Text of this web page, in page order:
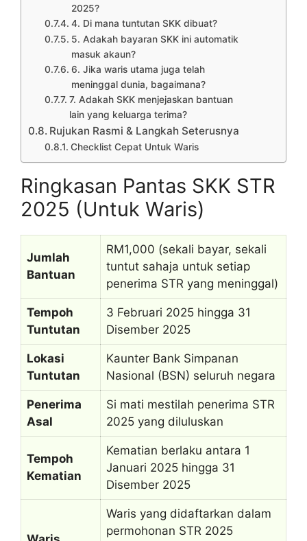
2025?
4. Di mana tuntutan SKK dibuat?
5. Adakah bayaran SKK ini automatik
masuk akaun?
6. Jika waris utama juga telah
meninggal dunia, bagaimana?
7. Adakah SKK menjejaskan bantuan
lain yang keluarga terima?
Rujukan Rasmi & Langkah Seterusnya
Checklist Cepat Untuk Waris
Ringkasan Pantas SKK STR
2025 (Untuk Waris)
Jumlah
Bantuan
RM1,000 (sekali bayar, sekali
tuntut sahaja untuk setiap
penerima STR yang meninggal)
Tempoh
Tuntutan
3 Februari 2025 hingga 31
Disember 2025
Lokasi
Tuntutan
Kaunter Bank Simpanan
Nasional (BSN) seluruh negara
Penerima
Asal
Si mati mestilah penerima STR
2025 yang diluluskan
Tempoh
Kematian
Kematian berlaku antara 1
Januari 2025 hingga 31
Disember 2025
Waris yang didaftarkan dalam
permohonan STR 2025